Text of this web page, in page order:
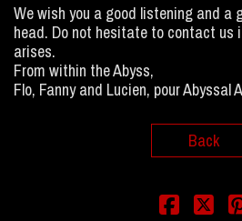
We wish you a good listening and a
head. Do not hesitate to contact us
arises.
From within the Abyss,
Flo, Fanny and Lucien, pour Abyssal
Back